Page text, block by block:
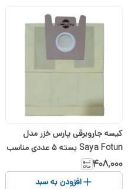
کیسه جاروبرقی پارس خزر مدل
Saya Fotun بسته 5 عددی مناسب
جاروبرقی سایا فوتون
۴۰۸٬۰۰۰
افزودن به سبد